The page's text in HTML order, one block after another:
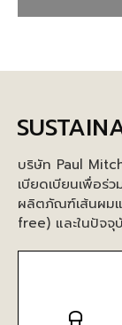
บริษัท Paul
เบียดเบียนเพื่อร่ว
ผลิตภัณฑ์เส้นผม
free) และในปัจจุ